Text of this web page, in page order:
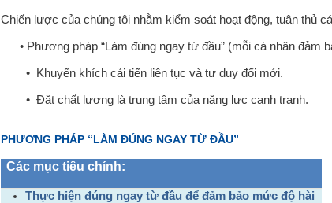
Chiến lược của chúng tôi nhằm kiểm soát hoạt động, tuân thủ
• Phương pháp “Làm đúng ngay từ đầu” (mỗi cá nhân đảm
• Khuyến khích cải tiến liên tục và tư duy đổi mới.
• Đặt chất lượng là trung tâm của năng lực cạnh tranh.
PHƯƠNG PHÁP “LÀM ĐÚNG NGAY TỪ ĐẦU”
Các mục tiêu chính:
Thực hiện đúng ngay từ đầu để đảm bảo mức độ hài